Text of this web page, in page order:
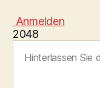
Anmelden
2048